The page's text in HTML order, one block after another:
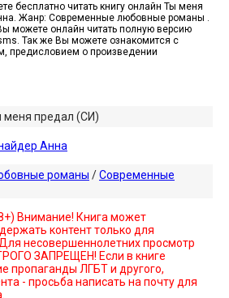
бесплатно читать книгу онлайн Ты меня
Жанр: Современные любовные романы .
можете онлайн читать полную версию
Так же Вы можете ознакомится с
предисловием о произведении
меня предал (СИ)
Анна
романы /Современные
Внимание! Книга может
контент только для
несовершеннолетних просмотр
ЗАПРЕЩЕН! Если в книге
пропаганды ЛГБТ и другого,
- просьба написать на почту для